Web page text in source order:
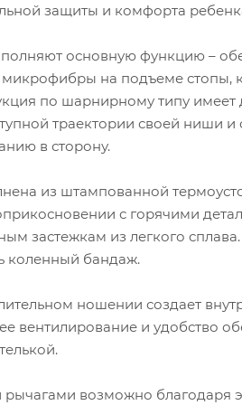
защиты и комфорта
основную функцию –
на подъеме стопы,
по шарнирному типу
траектории своей ниши
в сторону.
из штампованной
с горячими
застежкам из легкого
коленный бандаж.
ношении создает
вентилирование и удобство
возможно благодаря